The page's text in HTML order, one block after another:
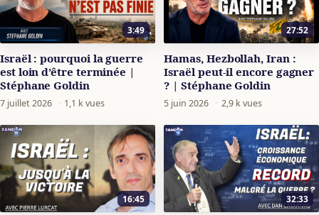
3:49
Israël : pourquoi la guerre
est loin d’être terminée |
Stéphane Goldin
7 juillet 2026 · 1,1 k vues
27:52
Hamas, Hezbollah, Iran :
Israël peut-il encore gagner
? | Stéphane Goldin
5 juin 2026 · 2,9 k vues
16:45 32:33